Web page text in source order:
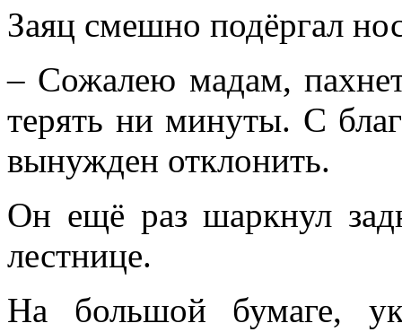
Заяц смешно подёргал
– Сожалею мадам,
терять ни минуты. С
вынужден отклонить.
Он ещё раз шаркнул
лестнице.
На большой бумаге,